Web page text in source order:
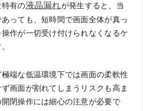
有の液晶漏れが発生すると、当
っても、短時間で画面全体が真っ
作が一切受け付けられなくなるケ
端な低温環境下では画面の柔軟性
画面が割れてしまうリスクも高ま
閉操作には細心の注意が必要で